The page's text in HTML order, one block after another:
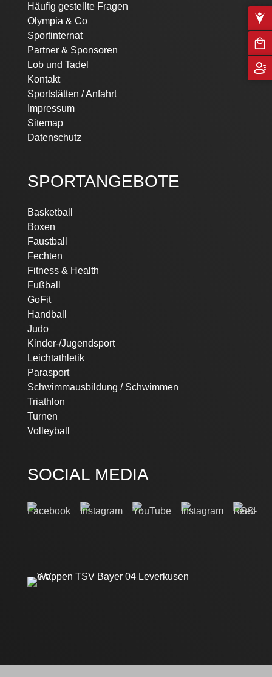
Häufig gestellte Fragen
Olympia & Co
Sportinternat
Partner & Sponsoren
Lob und Tadel
Kontakt
Sportstätten / Anfahrt
Impressum
Sitemap
Datenschutz
SPORTANGEBOTE
Basketball
Boxen
Faustball
Fechten
Fitness & Health
Fußball
GoFit
Handball
Judo
Kinder-/Jugendsport
Leichtathletik
Parasport
Schwimmausbildung / Schwimmen
Triathlon
Turnen
Volleyball
SOCIAL MEDIA